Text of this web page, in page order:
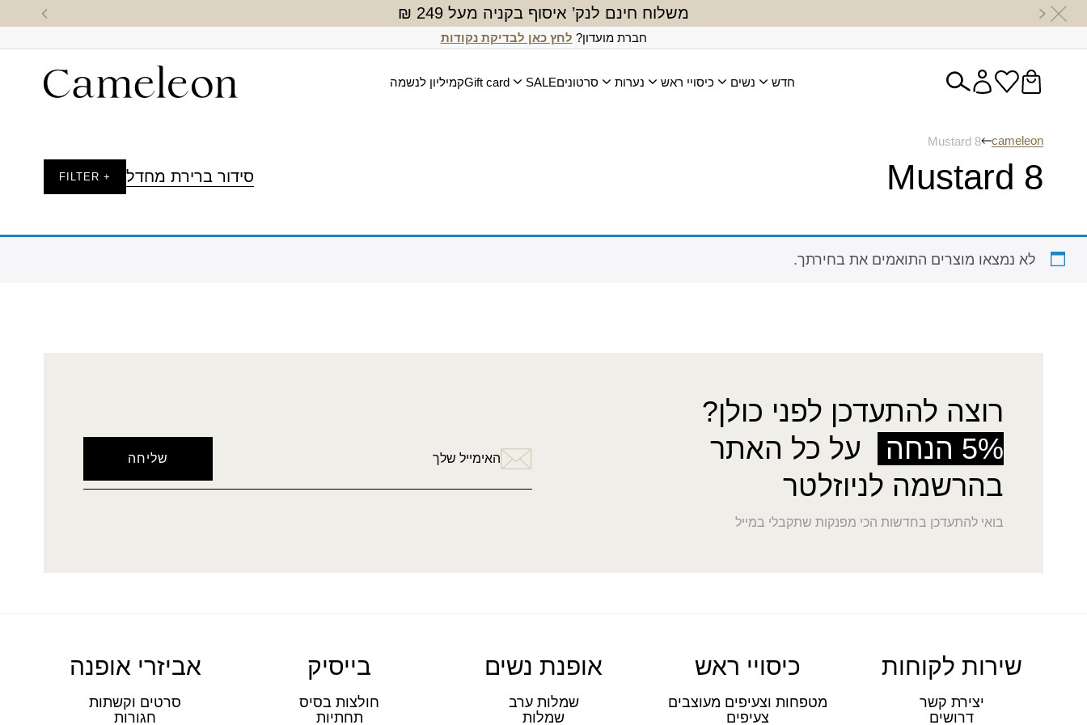
משלוח חינם לנק’ איסוף בקניה מעל 249 ₪
חברת מועדון? לחץ כאן לבדיקת נקודות
חדש נשים כיסויי ראש נערות סרטוניםSALE
Gift cardקמיליון לנשמה
cameleon
Mustard 8
Mustard 8 סידור ברירת מחדל + FILTER
לא נמצאו מוצרים התואמים את בחירתך.
רוצה להתעדכן לפני כולן?
5% הנחה
על כל האתר
בהרשמה לניוזלטר
בואי להתעדכן בחדשות הכי מפנקות שתקבלי במייל
האימייל שלך
שירות לקוחות
יצירת קשר
דרושים
כיסויי ראש
מטפחות וצעיפים מעוצבים
צעיפים
אופנת נשים
שמלות ערב
שמלות
בייסיק
חולצות בסיס
תחתיות
אביזרי אופנה
סרטים וקשתות
חגורות